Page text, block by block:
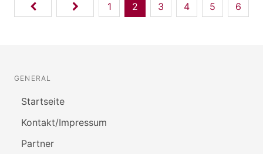
1 2 3 4 5 6
GENERAL
Startseite
Kontakt/Impressum
Partner